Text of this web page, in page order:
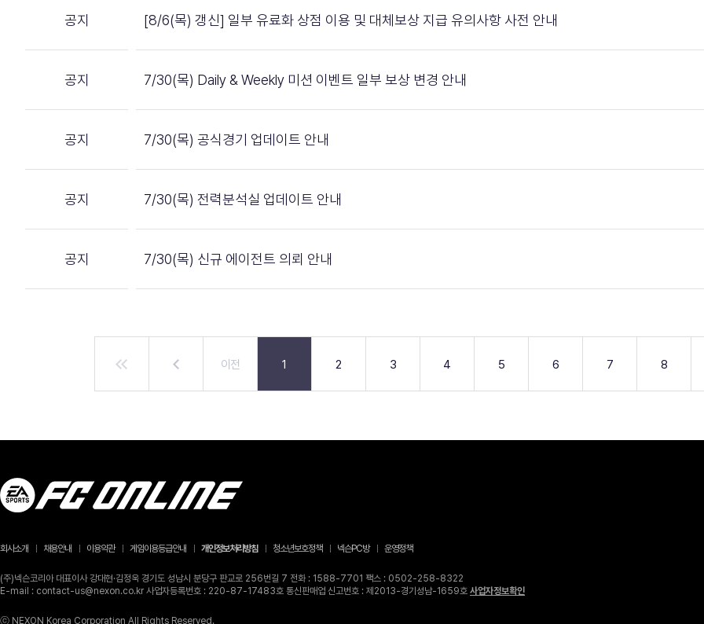
공지 [8/6(목) 갱신] 일부 유료화 상점 이용 및 대체보상 지급 유의사항 사전 안내
공지 7/30(목) Daily & Weekly 미션 이벤트 일부 보상 변경 안내
공지 7/30(목) 공식경기 업데이트 안내
공지 7/30(목) 전력분석실 업데이트 안내
공지 7/30(목) 신규 에이전트 의뢰 안내
이전 1 2 3 4 5 6 7 8
회사소개 채용안내 이용약관 게임이용등급안내 개인정보처리방침 청소년보호정책 넥슨PC방 운영정책
(주)넥슨코리아 대표이사 강대현·김정욱 경기도 성남시 분당구 판교로 256번길 7 전화 : 1588-7701 팩스 : 0502-258-8322
E-mail : contact-us@nexon.co.kr 사업자등록번호 : 220-87-17483호 통신판매업 신고번호 : 제2013-경기성남-1659호 사업자정보확인
ⓒ NEXON Korea Corporation All Rights Reserved.